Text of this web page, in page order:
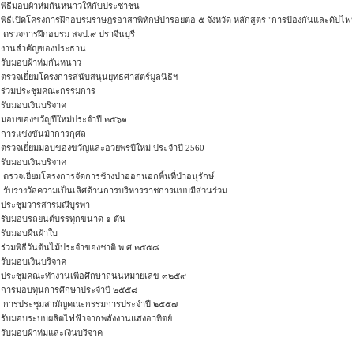
พิธีมอบผ้าห่มกันหนาวให้กับประชาชน
พิธีเปิดโครงการฝึกอบรมราษฎรอาสาพิทักษ์ป่ารอยต่อ ๕ จังหวัด หลักสูตร "การป้องกันและดับไ
ตรวจการฝึกอบรม สจป.๙ ปราจีนบุรี
งานสำคัญของประธาน
รับมอบผ้าห่มกันหนาว
ตรวจเยี่ยมโครงการสนับสนุนยุทธศาสตร์มูลนิธิฯ
ร่วมประชุมคณะกรรมการ
รับมอบเงินบริจาค
มอบของขวัญปีใหม่ประจำปี ๒๕๖๑
การแข่งขันม้าการกุศล
ตรวจเยี่ยมมอบของขวัญและอวยพรปีใหม่ ประจำปี 2560
รับมอบเงินบริจาค
ตรวจเยี่ยมโครงการจัดการช้างป่าออกนอกพื้นที่ป่าอนุรักษ์
รับรางวัลความเป็นเลิศด้านการบริหารราชการแบบมีส่วนร่วม
ประชุมวารสารมณีบูรพา
รับมอบรถยนต์บรรทุกขนาด ๑ ตัน
รับมอบผืนผ้าใบ
ร่วมพิธีวันต้นไม้ประจำของชาติ พ.ศ.๒๕๕๘
รับมอบเงินบริจาค
ประชุมคณะทำงานเพื่อศึกษาถนนหมายเลข ๓๒๕๙
การมอบทุนการศึกษาประจำปี ๒๕๕๘
การประชุมสามัญคณะกรรมการประจำปี ๒๕๕๗
รับมอบระบบผลิตไฟฟ้าจากพลังงานแสงอาทิตย์
รับมอบผ้าห่มและเงินบริจาค